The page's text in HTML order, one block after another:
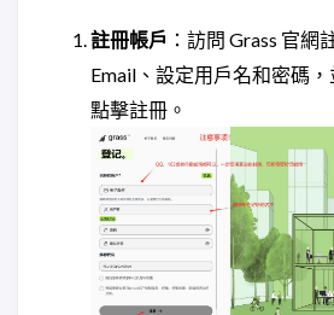
註冊帳戶 ：訪問 Grass 官網
Email、設定用戶名和密碼
點擊註冊。